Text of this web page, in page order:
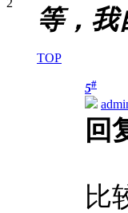
等，
TOP
5#
回
比